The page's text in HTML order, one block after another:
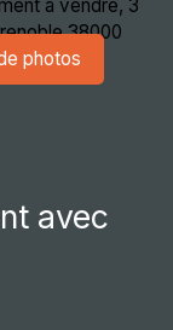
photos
avec